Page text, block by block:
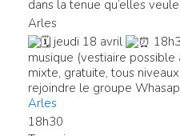
dans la tenue qu’elles
Arles
jeudi 18 avril
musique (vestiaire possible
mixte, gratuite, tous
rejoindre le groupe
Arles
18h30